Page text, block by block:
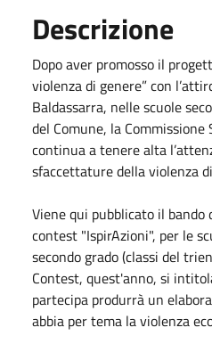
Descrizione
Dopo aver promosso il
violenza di genere” con
Baldassarra, nelle scuole
del Comune, la
continua a tenere alta
sfaccettature della violenza
Viene qui pubblicato il bando
contest "IspirAzioni", per le
secondo grado (classi del
Contest, quest'anno, si
partecipa produrrà un
abbia per tema la violenza